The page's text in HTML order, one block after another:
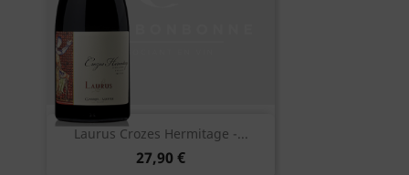
Laurus Crozes Hermitage -...
27,90 €